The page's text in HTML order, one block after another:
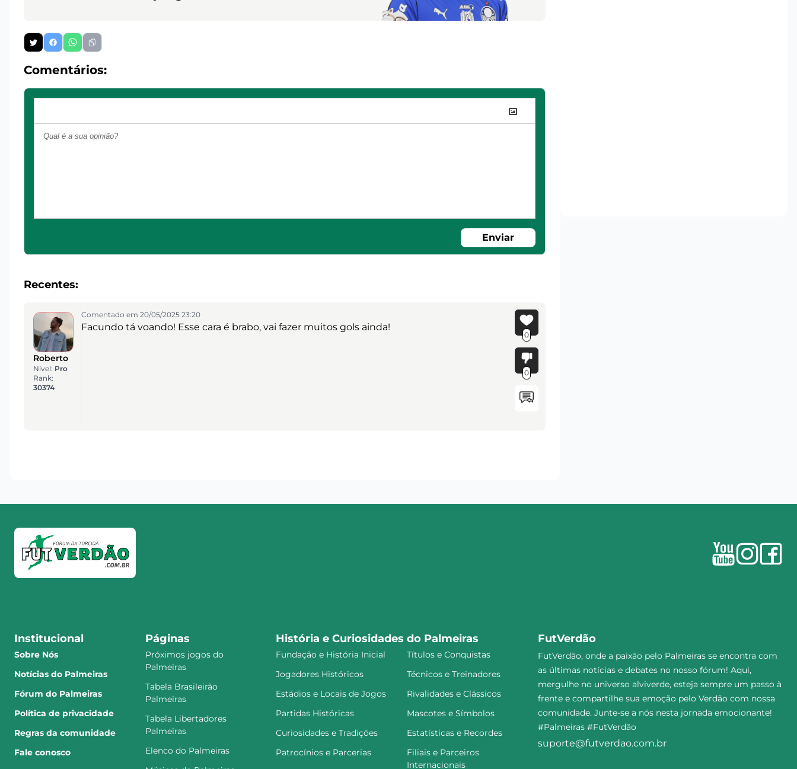
Comentários:
Enviar
Recentes:
Roberto
Nível: Pro
Rank:
30374
Comentado em 20/05/2025 23:20
Facundo tá voando! Esse cara é brabo, vai fazer muitos gols ainda!
0
0
Institucional
Sobre Nós
Notícias do Palmeiras
Fórum do Palmeiras
Política de privacidade
Regras da comunidade
Fale conosco
Páginas
Próximos jogos do
Palmeiras
Tabela Brasileirão
Palmeiras
Tabela Libertadores
Palmeiras
Elenco do Palmeiras
História e Curiosidades do Palmeiras
Fundação e História Inicial
Títulos e Conquistas
Jogadores Históricos
Técnicos e Treinadores
Estádios e Locais de Jogos
Rivalidades e Clássicos
Partidas Históricas
Mascotes e Símbolos
Curiosidades e Tradições
Estatísticas e Recordes
Patrocínios e Parcerias
Filiais e Parceiros
Internacionais
FutVerdão
FutVerdão, onde a paixão pelo Palmeiras se encontra com
as últimas notícias e debates no nosso fórum! Aqui,
mergulhe no universo alviverde, esteja sempre um passo à
frente e compartilhe sua emoção pelo Verdão com nossa
comunidade. Junte-se a nós nesta jornada emocionante!
#Palmeiras #FutVerdão
suporte@futverdao.com.br